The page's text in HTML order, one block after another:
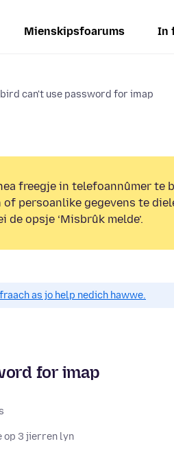
Mienskipsfoarums In
can't use password for imap
freegje in telefoannûmer te
persoanlike gegevens te
opsje ‘Misbrûk melde’.
as jo help nedich hawwe.
for imap
op 3 jierren lyn